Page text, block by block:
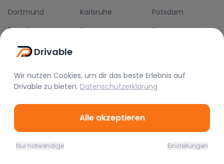
Dortmund
Karlsruhe
Potsdam
Dresden
Essen
Bonn
Mannheim
Die Drivable App
Push-Benachrichtigungen
Direkt-Chat
Drivable
Wir nutzen Cookies, um dir das beste Erlebnis auf
Drivable zu bieten. Datenschutzerklärung
Alle akzeptieren
Nur notwendige Einstellungen